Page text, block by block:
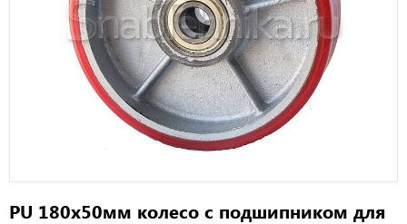
PU 180х50мм колесо с подшипником для